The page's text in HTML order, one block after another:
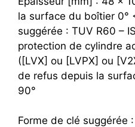
la surface du boîtier 0°
suggérée : TUV R60 –
protection de cylindre
([LVX] ou [LVPX] ou
de refus depuis la
90°
Forme de clé suggérée